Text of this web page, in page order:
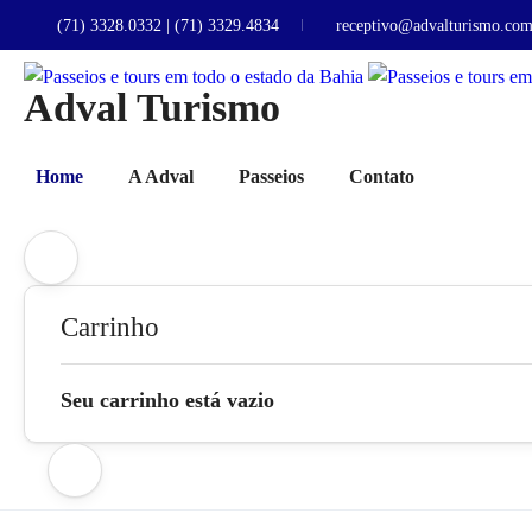
(71) 3328.0332 | (71) 3329.4834
Adval Turismo
Home A Adval Passeios Contato
Carrinho
Seu carrinho está vazio